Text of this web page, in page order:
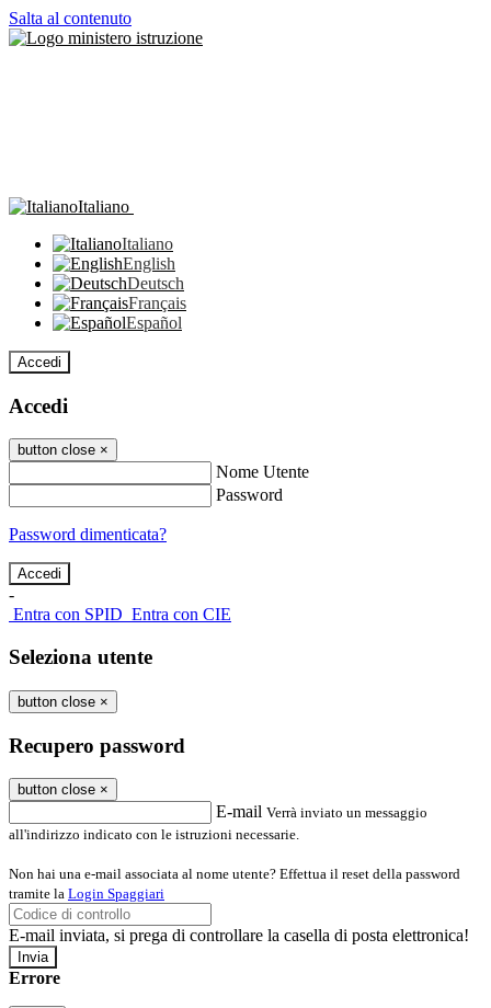
Salta al contenuto
Italiano
Italiano
English
Deutsch
Français
Español
Accedi
Accedi
button close ×
Nome Utente
Password
Password dimenticata?
-
Entra con SPID Entra con CIE
Seleziona utente
button close ×
Recupero password
button close ×
E-mail Verrà inviato un messaggio
all'indirizzo indicato con le istruzioni necessarie.
Non hai una e-mail associata al nome utente? Effettua il reset della password
tramite la Login Spaggiari
E-mail inviata, si prega di controllare la casella di posta elettronica!
Errore